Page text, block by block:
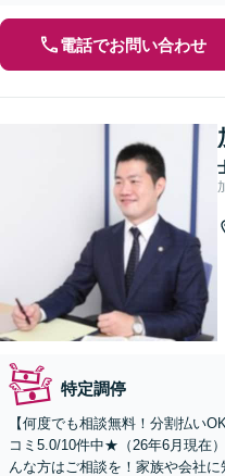
電話でお問い合わせ
特定調停
【何度でも相談無料！分割払い
コミ5.0/10件中★（26年6月現在
んな方はご相談を！家族や会社